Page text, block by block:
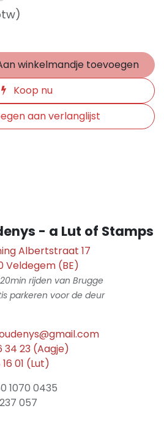
winkelmandje toevoegen
Koop nu
aan verlanglijst
- a Lut of Stamps
Albertstraat 17
Veldegem (BE)
rijden van Brugge
voor de deur
34 23 (Aagje)
01 (Lut)
1070 0435
057